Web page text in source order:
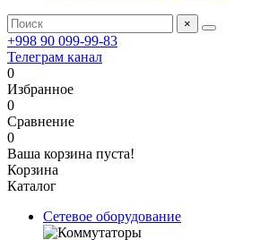
×
+998 90 099-99-83
Телеграм канал
0
Избранное
0
Сравнение
0
Ваша корзина пуста!
Корзина
Каталог
Сетевое оборудование